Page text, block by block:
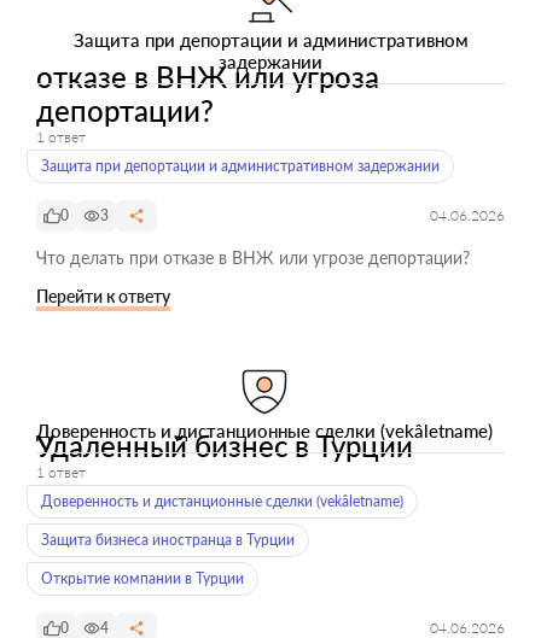
Защита при депортации и административном
задержании
отказе в ВНЖ или угроза
депортации?
1 ответ
Защита при депортации и административном задержании
0 3 04.06.2026
Что делать при отказе в ВНЖ или угрозе депортации?
Перейти к ответу
Доверенность и дистанционные сделки (vekâletname)
Удаленный бизнес в Турции
1 ответ
Доверенность и дистанционные сделки (vekâletname)
Защита бизнеса иностранца в Турции
Открытие компании в Турции
0 4 04.06.2026